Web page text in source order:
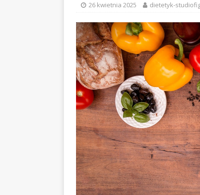
26 kwietnia 2025 dietetyk-